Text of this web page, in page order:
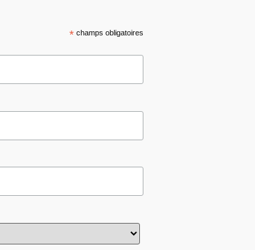
*champs obligatoires